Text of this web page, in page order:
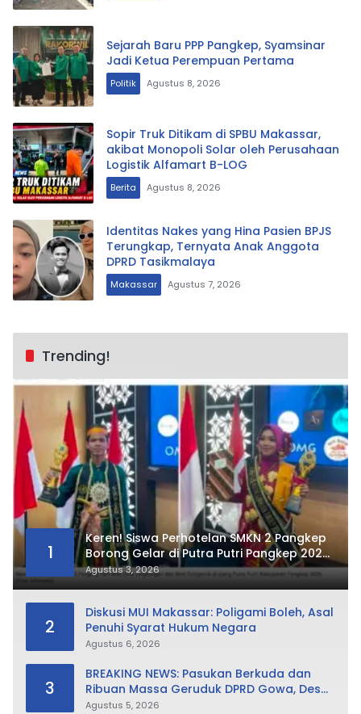
Sejarah Baru PPP Pangkep, Syamsinar
Jadi Ketua Perempuan Pertama
Politik Agustus 8, 2026
Sopir Truk Ditikam di SPBU Makassar,
akibat Monopoli Solar oleh Perusahaan
Logistik Alfamart B-LOG
Berita Agustus 8, 2026
Identitas Nakes yang Hina Pasien BPJS
Terungkap, Ternyata Anak Anggota
DPRD Tasikmalaya
Makassar Agustus 7, 2026
Trending!
1
Keren! Siswa Perhotelan SMKN 2 Pangkep
Borong Gelar di Putra Putri Pangkep 2026,
Sabet Best Duta Lingkungan dan
Fotogenik
Agustus 3, 2026
2
Diskusi MUI Makassar: Poligami Boleh, Asal
Penuhi Syarat Hukum Negara
Agustus 6, 2026
3
BREAKING NEWS: Pasukan Berkuda dan
Ribuan Massa Geruduk DPRD Gowa, Desak
Cabut Perda LAD
Agustus 5, 2026